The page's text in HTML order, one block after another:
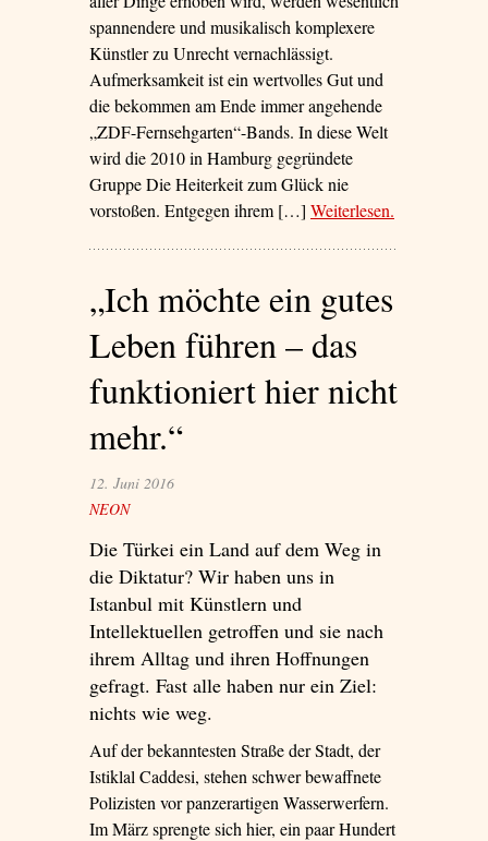
spannendere und musikalisch komplexere
Künstler zu Unrecht vernachlässigt.
Aufmerksamkeit ist ein wertvolles Gut und
die bekommen am Ende immer angehende
„ZDF-Fernsehgarten“-Bands. In diese Welt
wird die 2010 in Hamburg gegründete
Gruppe Die Heiterkeit zum Glück nie
vorstoßen. Entgegen ihrem […] Weiterlesen– ‘Ingeborg-
.
„Ich möchte ein gutes
Leben führen – das
funktioniert hier nicht
mehr.“
12. Juni 2016
NEON
Die Türkei ein Land auf dem Weg in
die Diktatur? Wir haben uns in
Istanbul mit Künstlern und
Intellektuellen getroffen und sie nach
ihrem Alltag und ihren Hoffnungen
gefragt. Fast alle haben nur ein Ziel:
nichts wie weg.
Auf der bekanntesten Straße der Stadt, der
Istiklal Caddesi, stehen schwer bewaffnete
Polizisten vor panzerartigen Wasserwerfern.
Im März sprengte sich hier, ein paar Hundert